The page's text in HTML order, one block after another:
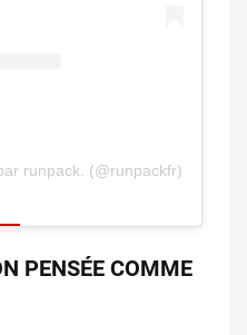
runpack. (@runpackfr)
PENSÉE COMME